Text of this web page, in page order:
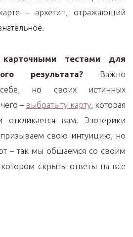
– архетип, отражающий
тестами для
результата? Важно
но своих истинных
– выбрать ту карту, которая
вам. Эзотерики
призываем свою интуицию, но
– так мы общаемся со своим
скрыты ответы на все